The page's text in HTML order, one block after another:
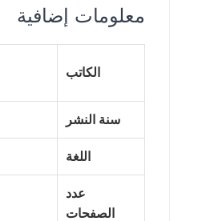
معلومات إضافية
الكاتب
سنة النشر
اللغة
عدد
الصفحات